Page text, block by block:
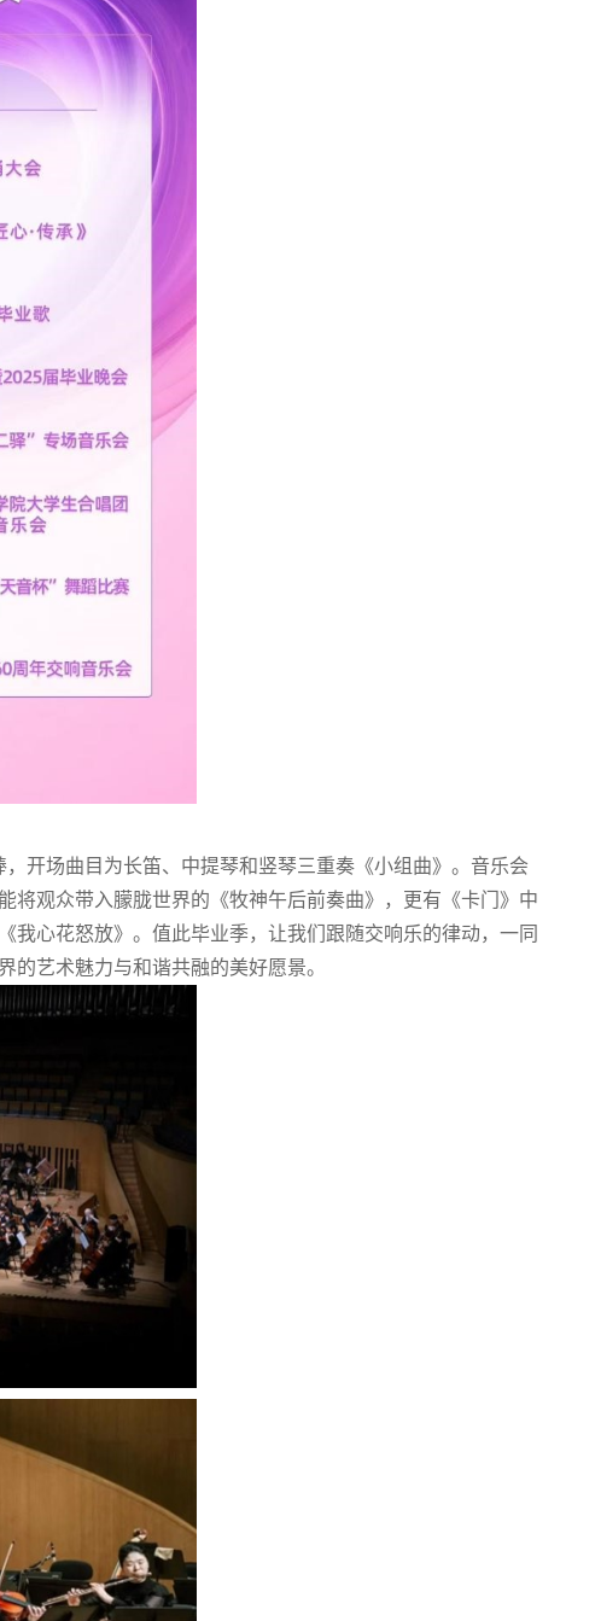
，开场曲目为长笛、中提琴和竖琴三重奏《小组曲》。音乐会
将观众带入朦胧世界的《牧神午后前奏曲》，更有《卡门》中
心花怒放》。值此毕业季，让我们跟随交响乐的律动，一同
艺术魅力与和谐共融的美好愿景。